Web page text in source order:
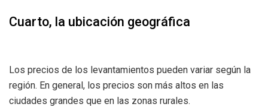
Cuarto, la ubicación geográfica
Los precios de los levantamientos pueden variar según la
región. En general, los precios son más altos en las
ciudades grandes que en las zonas rurales.